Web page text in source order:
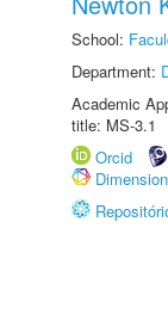
School:
Department:
Academic
title: MS-3.1
Orcid